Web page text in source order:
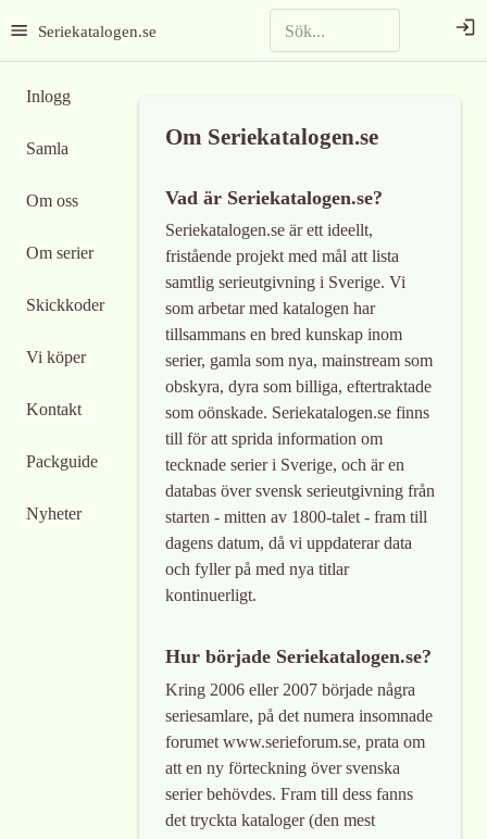
Seriekatalogen.se
Inlogg
Samla
Om oss
Om serier
Skickkoder
Vi köper
Kontakt
Packguide
Nyheter
Om Seriekatalogen.se
Vad är Seriekatalogen.se?
Seriekatalogen.se är ett ideellt,
fristående projekt med mål att lista
samtlig serieutgivning i Sverige. Vi
som arbetar med katalogen har
tillsammans en bred kunskap inom
serier, gamla som nya, mainstream som
obskyra, dyra som billiga, eftertraktade
som oönskade. Seriekatalogen.se finns
till för att sprida information om
tecknade serier i Sverige, och är en
databas över svensk serieutgivning från
starten - mitten av 1800-talet - fram till
dagens datum, då vi uppdaterar data
och fyller på med nya titlar
kontinuerligt.
Hur började Seriekatalogen.se?
Kring 2006 eller 2007 började några
seriesamlare, på det numera insomnade
forumet www.serieforum.se, prata om
att en ny förteckning över svenska
serier behövdes. Fram till dess fanns
det tryckta kataloger (den mest